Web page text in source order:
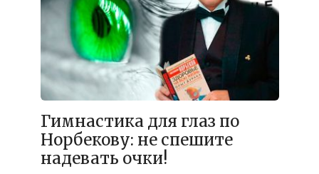
Гимнастика для глаз по
Норбекову: не спешите
надевать очки!